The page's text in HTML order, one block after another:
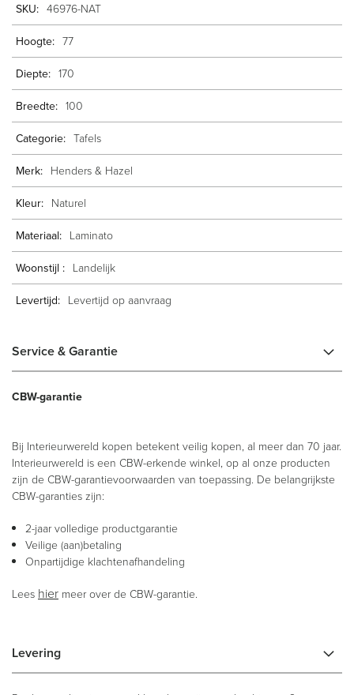
informatie46976-NAT
77
170
100
Tafels
Henders & Hazel
Naturel
Laminato
Landelijk
Levertijd op aanvraag
Service & Garantie
CBW-garantie
Bij Interieurwereld kopen betekent veilig kopen, al meer dan 70 jaar.
Interieurwereld is een CBW-erkende winkel, op al onze producten
zijn de CBW-garantievoorwaarden van toepassing. De belangrijkste
CBW-garanties zijn:
2-jaar volledige productgarantie
Veilige (aan)betaling
Onpartijdige klachtenafhandeling
Lees hier meer over de CBW-garantie.
Levering